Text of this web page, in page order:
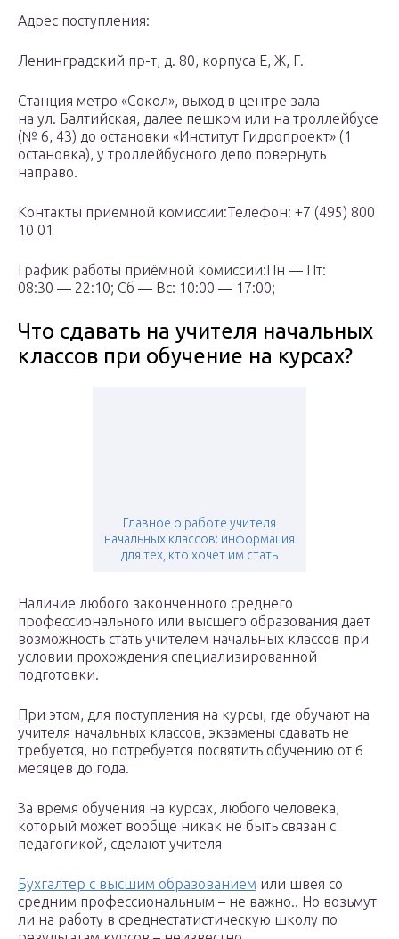
Адрес поступления:
Ленинградский пр-т, д. 80, корпуса Е, Ж, Г.
Станция метро «Сокол», выход в центре зала
на ул. Балтийская, далее пешком или на троллейбусе
(№ 6, 43) до остановки «Институт Гидропроект» (1
остановка), у троллейбусного депо повернуть
направо.
Контакты приемной комиссии:Телефон: +7 (495) 800
10 01
График работы приёмной комиссии:Пн — Пт:
08:30 — 22:10; Сб — Вс: 10:00 — 17:00;
Что сдавать на учителя начальных
классов при обучение на курсах?
Главное о работе учителя
начальных классов: информация
для тех, кто хочет им стать
Наличие любого законченного среднего
профессионального или высшего образования дает
возможность стать учителем начальных классов при
условии прохождения специализированной
подготовки.
При этом, для поступления на курсы, где обучают на
учителя начальных классов, экзамены сдавать не
требуется, но потребуется посвятить обучению от 6
месяцев до года.
За время обучения на курсах, любого человека,
который может вообще никак не быть связан с
педагогикой, сделают учителя
Бухгалтер с высшим образованием или швея со
средним профессиональным – не важно.. Но возьмут
ли на работу в среднестатистическую школу по